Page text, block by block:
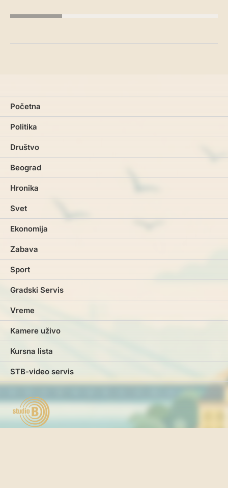
Početna
Politika
Društvo
Beograd
Hronika
Svet
Ekonomija
Zabava
Sport
Gradski Servis
Vreme
Kamere uživo
Kursna lista
STB-video servis